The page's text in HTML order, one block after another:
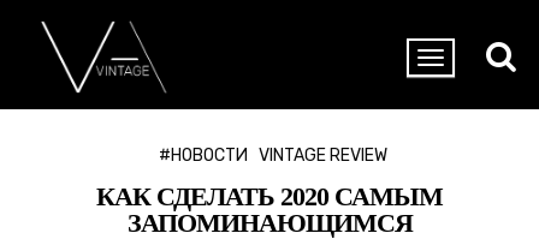
#НОВОСТИ VINTAGE REVIEW
КАК СДЕЛАТЬ 2020 САМЫМ
ЗАПОМИНАЮЩИМСЯ